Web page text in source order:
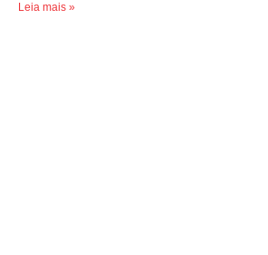
Leia mais »